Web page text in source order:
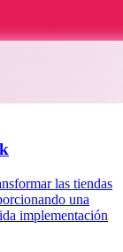
las tiendas
una
implementación